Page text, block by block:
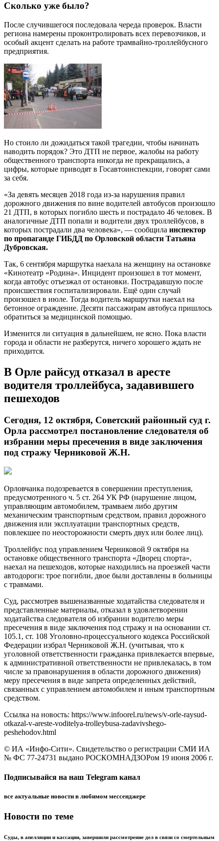
Сколько уже было?
После случившегося последовала череда проверок. Власти
региона намерены проконтролировать всех перевозчиков, и
особый акцент сделать на работе трамвайно-троллейбусного
предприятия.
Но стоило ли дожидаться такой трагедии, чтобы начинать
наводить порядок? Это ДТП не первое, жалобы на работу
общественного транспорта никогда не прекращались, а
цифры, которые приводят в Госавтоинспекции, говорят сами
за себя.
«За девять месяцев 2018 года из-за нарушения правил
дорожного движения по вине водителей автобусов произошло
21 ДТП, в которых погибло шесть и пострадало 46 человек. В
аналогичные ДТП попали и водители двух троллейбусов, в
которых пострадали два человека», — сообщила инспектор
по пропаганде ГИБДД по Орловской области Татьяна
Дубровская.
Так, 6 сентября маршрутка наехала на женщину на остановке
«Кинотеатр «Родина». Инцидент произошел в тот момент,
когда автобус отъезжал от остановки. Пострадавшую после
происшествия госпитализировали. Ещё один случай
произошел в июле. Тогда водитель маршрутки наехал на
бетонное ограждение. Десяти пассажирам автобуса пришлось
обратиться за медицинской помощью.
Изменится ли ситуация в дальнейшем, не ясно. Пока власти
города и области не разберутся, ничего хорошего ждать не
приходится.
В Орле райсуд отказал в аресте
водителя троллейбуса, задавившего
пешеходов
Сегодня, 12 октября, Советский районный суд г.
Орла рассмотрел постановление следователя об
избрании меры пресечения в виде заключения
под стражу Черниковой Ж.Н.
Орловчанка подозревается в совершении преступления,
предусмотренного ч. 5 ст. 264 УК РФ (нарушение лицом,
управляющим автомобилем, трамваем либо другим
механическим транспортным средством, правил дорожного
движения или эксплуатации транспортных средств,
повлекшее по неосторожности смерть двух или более лиц).
Троллейбус под управлением Черниковой 9 октября на
остановке общественного транспорта «Дворец спорта»,
наехал на пешеходов, которые находились на проезжей части
автодороги: трое погибли, двое были доставлены в больницы
с травмами.
Суд, рассмотрев вышеназванные ходатайства следователя и
представленные материалы, отказал в удовлетворении
ходатайства следователя об избрании водителю меры
пресечения в виде заключения под стражу и на основании ст.
105.1, ст. 108 Уголовно-процессуального кодекса Российской
Федерации избрал Черниковой Ж.Н. (учитывая, что к
уголовной ответственности гражданка привлекается впервые,
к административной ответственности не привлекалась, в том
числе за правонарушения в области дорожного движения)
меру пресечения в виде запрета определенных действий,
связанных с управлением автомобилем и иным транспортным
средством.
Ссылка на новость: https://www.infoorel.ru/news/v-orle-raysud-
otkazal-v-areste-voditelya-trolleybusa-zadavivshego-
peshehodov.html
© ИА «Инфо-Сити». Свидетельство о регистрации СМИ ИА
№ ФС 77-24731 выдано РОСКОМНАДЗОРом 19 июня 2006 г.
Подписывайся на наш Telegram канал
все актуальные новости в любимом мессенджере
Новости по теме
Суды, в апелляции и кассации, завершили рассмотрение дел в связи со смертельным